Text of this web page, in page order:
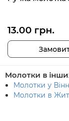
13.00 грн.
Молотки в
Молотки у
Молотки в